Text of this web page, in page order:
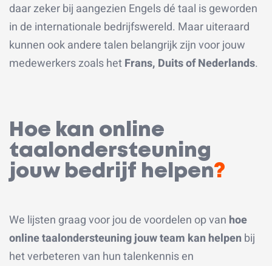
daar zeker bij aangezien Engels dé taal is geworden
in de internationale bedrijfswereld. Maar uiteraard
kunnen ook andere talen belangrijk zijn voor jouw
medewerkers zoals hetFrans, Duits of Nederlands.
Hoe kan online
taalondersteuning
jouw bedrijf helpen?
We lijsten graag voor jou de voordelen op van hoe
online taalondersteuning jouw team kan helpenbij
het verbeteren van hun talenkennis en